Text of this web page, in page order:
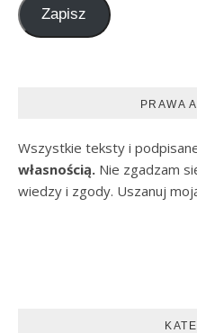
Zapisz
PRAWA
Wszystkie teksty i
własnością. Nie zgadzam
wiedzy i zgody. Uszanuj